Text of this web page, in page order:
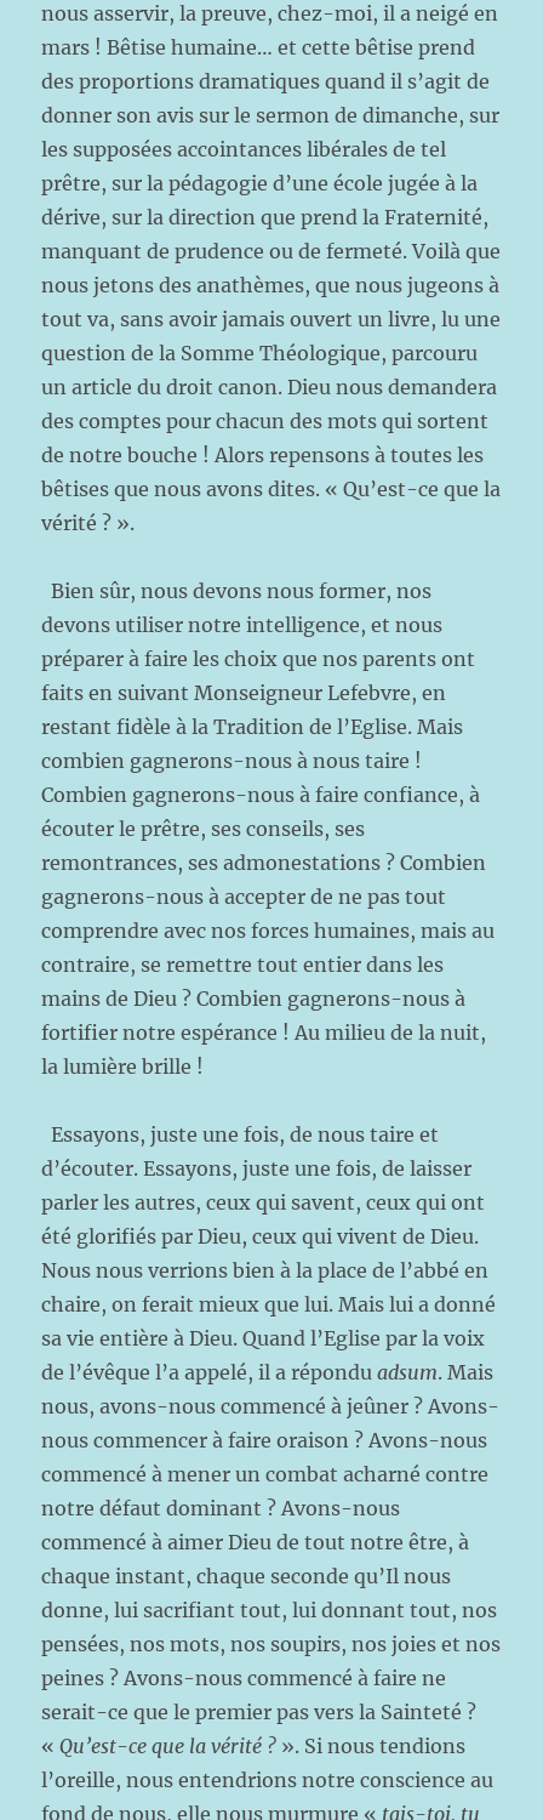
nous asservir, la preuve, chez-moi, il a neigé en
mars ! Bêtise humaine… et cette bêtise prend
des proportions dramatiques quand il s’agit de
donner son avis sur le sermon de dimanche, sur
les supposées accointances libérales de tel
prêtre, sur la pédagogie d’une école jugée à la
dérive, sur la direction que prend la Fraternité,
manquant de prudence ou de fermeté. Voilà que
nous jetons des anathèmes, que nous jugeons à
tout va, sans avoir jamais ouvert un livre, lu une
question de la Somme Théologique, parcouru
un article du droit canon. Dieu nous demandera
des comptes pour chacun des mots qui sortent
de notre bouche ! Alors repensons à toutes les
bêtises que nous avons dites. « Qu’est-ce que la
vérité ? ».
Bien sûr, nous devons nous former, nos
devons utiliser notre intelligence, et nous
préparer à faire les choix que nos parents ont
faits en suivant Monseigneur Lefebvre, en
restant fidèle à la Tradition de l’Eglise. Mais
combien gagnerons-nous à nous taire !
Combien gagnerons-nous à faire confiance, à
écouter le prêtre, ses conseils, ses
remontrances, ses admonestations ? Combien
gagnerons-nous à accepter de ne pas tout
comprendre avec nos forces humaines, mais au
contraire, se remettre tout entier dans les
mains de Dieu ? Combien gagnerons-nous à
fortifier notre espérance ! Au milieu de la nuit,
la lumière brille !
Essayons, juste une fois, de nous taire et
d’écouter. Essayons, juste une fois, de laisser
parler les autres, ceux qui savent, ceux qui ont
été glorifiés par Dieu, ceux qui vivent de Dieu.
Nous nous verrions bien à la place de l’abbé en
chaire, on ferait mieux que lui. Mais lui a donné
sa vie entière à Dieu. Quand l’Eglise par la voix
de l’évêque l’a appelé, il a réponduadsum. Mais
nous, avons-nous commencé à jeûner ? Avons-
nous commencer à faire oraison ? Avons-nous
commencé à mener un combat acharné contre
notre défaut dominant ? Avons-nous
commencé à aimer Dieu de tout notre être, à
chaque instant, chaque seconde qu’Il nous
donne, lui sacrifiant tout, lui donnant tout, nos
pensées, nos mots, nos soupirs, nos joies et nos
peines ? Avons-nous commencé à faire ne
serait-ce que le premier pas vers la Sainteté ?
«Qu’est-ce que la vérité ? ». Si nous tendions
l’oreille, nous entendrions notre conscience au
fond de nous, elle nous murmure « tais-toi, tu